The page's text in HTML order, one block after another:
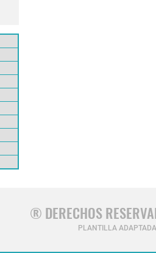
® DERECHOS
PLANTILLA